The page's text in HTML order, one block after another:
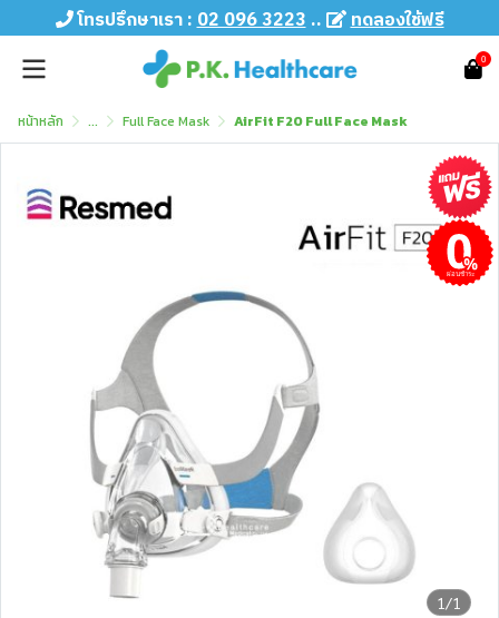
โทรปรึกษาเรา :02 096 3223.. ทดลองใช้ฟรี
0
หน้าหลัก ... Full Face Mask AirFit F20 Full Face Mask
1/1
ผ่อนชำระ